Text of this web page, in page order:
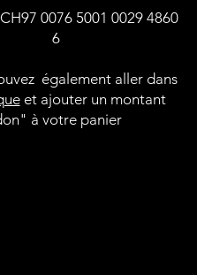
0076 5001 0029 4860
6
également aller dans
et ajouter un montant
à votre panier